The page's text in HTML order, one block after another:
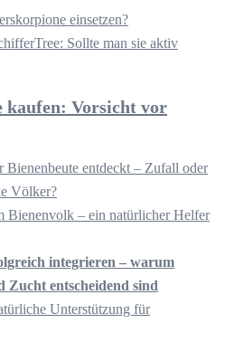
einsetzen?
Sollte man sie aktiv
kaufen: Vorsicht vor
Bienenbeute entdeckt – Zufall oder
Völker?
Bienenvolk – ein natürlicher Helfer
integrieren – warum
Zucht entscheidend sind
Unterstützung für